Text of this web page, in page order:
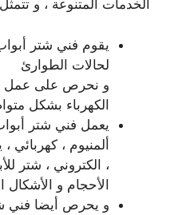
الخدمات المتنوعة ، و
يقوم فني شتر
لحالات الطوارئ
و نحرص على عمل
الكهرباء بشكل
يعمل فني شتر
ألمنيوم ، كهربائي
، الكتروني ، شتر
الأحجام و الأشكال
و يحرص أيضا فني